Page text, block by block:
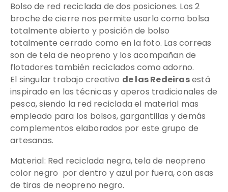
Bolso de red reciclada de dos posiciones. Los 2
broche de cierre nos permite usarlo como bolsa
totalmente abierto y posición de bolso
totalmente cerrado como en la foto. Las correas
son de tela de neopreno y los acompañan de
flotadores también reciclados como adorno.
El singular trabajo creativo de las Redeirasestá
inspirado en las técnicas y aperos tradicionales de
pesca, siendo la red reciclada el material mas
empleado para los bolsos, gargantillas y demás
complementos elaborados por este grupo de
artesanas.
Material: Red reciclada negra, tela de neopreno
color negro por dentro y azul por fuera, con asas
de tiras de neopreno negro.